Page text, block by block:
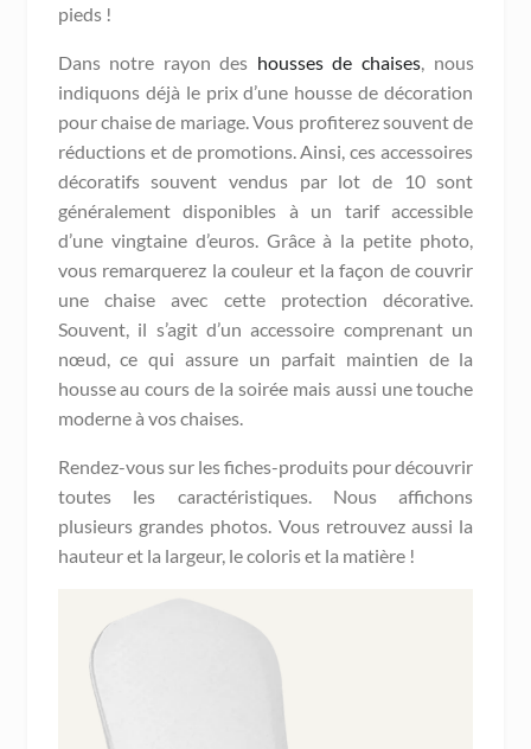
pieds !
Dans notre rayon des housses de chaises, nous
indiquons déjà le prix d’une housse de décoration
pour chaise de mariage. Vous profiterez souvent de
réductions et de promotions. Ainsi, ces accessoires
décoratifs souvent vendus par lot de 10 sont
généralement disponibles à un tarif accessible
d’une vingtaine d’euros. Grâce à la petite photo,
vous remarquerez la couleur et la façon de couvrir
une chaise avec cette protection décorative.
Souvent, il s’agit d’un accessoire comprenant un
nœud, ce qui assure un parfait maintien de la
housse au cours de la soirée mais aussi une touche
moderne à vos chaises.
Rendez-vous sur les fiches-produits pour découvrir
toutes les caractéristiques. Nous affichons
plusieurs grandes photos. Vous retrouvez aussi la
hauteur et la largeur, le coloris et la matière !